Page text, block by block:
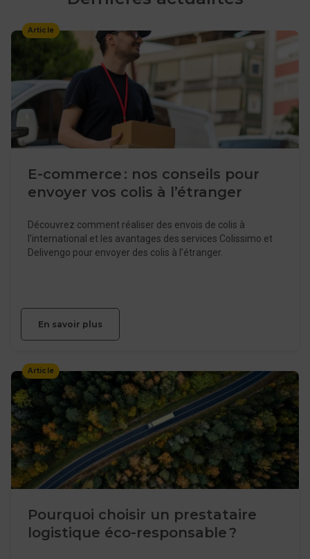
Article
E-commerce : nos conseils pour
envoyer vos colis à l’étranger
Découvrez comment réaliser des envois de colis à
l’international et les avantages des services Colissimo et
Delivengo pour envoyer des colis à l’étranger.
En savoir plus
Article
Pourquoi choisir un prestataire
logistique éco-responsable ?